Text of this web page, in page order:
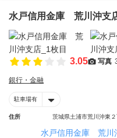
水戸信用金庫 荒川沖支
3.05 写真
銀行・金融
駐車場有
住所 茨城県土浦市荒川沖東
水戸信用金庫 荒川